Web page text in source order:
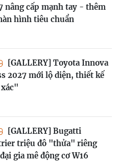
nâng cấp mạnh tay - thêm
hình tiêu chuẩn
[GALLERY] Toyota Innova
2027 mới lộ diện, thiết kế
[GALLERY] Bugatti
triệu đô "thửa" riêng
gia mê động cơ W16